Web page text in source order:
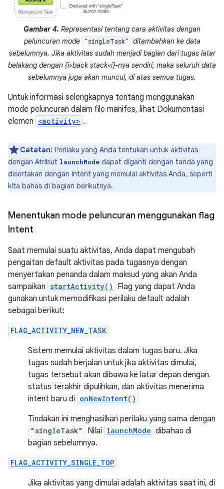
Gambar 4. Representasi tentang cara aktivitas dengan
peluncuran mode
"singleTask"
ditambahkan ke data
sebelumnya. Jika aktivitas sudah menjadi bagian dari tugas latar
belakang dengan {i>back stack<i}-nya sendiri, maka seluruh data
sebelumnya juga akan muncul, di atas semua tugas.
Untuk informasi selengkapnya tentang menggunakan
mode peluncuran dalam file manifes, lihat Dokumentasi
elemen <activity> .
Catatan: Perilaku yang Anda tentukan untuk aktivitas
dengan Atribut launchMode dapat diganti dengan tanda yang
disertakan dengan intent yang memulai aktivitas Anda, seperti
kita bahas di bagian berikutnya.
Menentukan mode peluncuran menggunakan flag
Intent
Saat memulai suatu aktivitas, Anda dapat mengubah
pengaitan default aktivitas pada tugasnya dengan
menyertakan penanda dalam maksud yang akan Anda
sampaikan startActivity()
Flag yang dapat Anda
gunakan untuk memodifikasi perilaku default adalah
sebagai berikut:
FLAG_ACTIVITY_NEW_TASK
Sistem memulai aktivitas dalam tugas baru. Jika
tugas sudah berjalan untuk jika aktivitas dimulai,
tugas tersebut akan dibawa ke latar depan dengan
status terakhir dipulihkan, dan aktivitas menerima
intent baru di onNewIntent()
Tindakan ini menghasilkan perilaku yang sama dengan
"singleTask" Nilai launchMode dibahas di
bagian sebelumnya.
FLAG_ACTIVITY_SINGLE_TOP
Jika aktivitas yang dimulai adalah aktivitas saat ini, di